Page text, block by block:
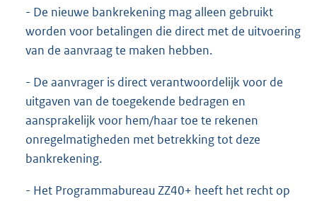
- De nieuwe bankrekening mag alleen gebruikt
worden voor betalingen die direct met de uitvoering
van de aanvraag te maken hebben.
- De aanvrager is direct verantwoordelijk voor de
uitgaven van de toegekende bedragen en
aansprakelijk voor hem/haar toe te rekenen
onregelmatigheden met betrekking tot deze
bankrekening.
- Het Programmabureau ZZ40+ heeft het recht op